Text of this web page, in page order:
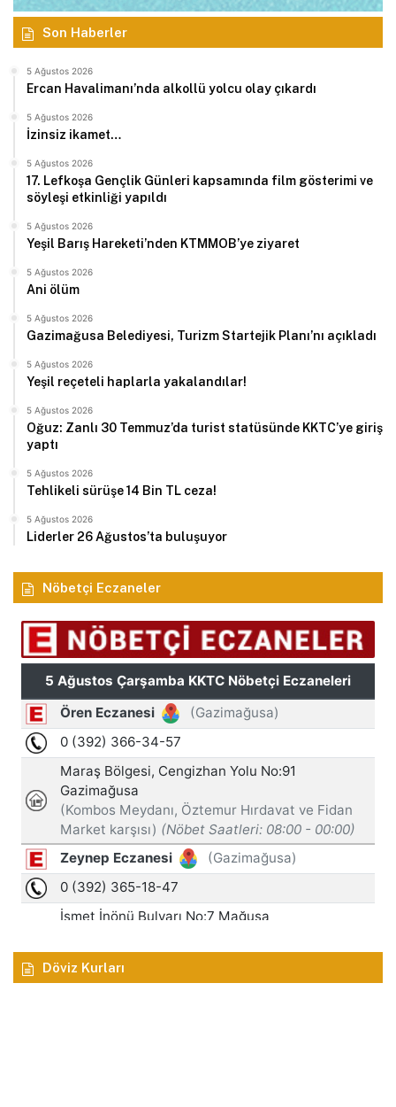
Son Haberler
5 Ağustos 2026
Ercan Havalimanı’nda alkollü yolcu olay çıkardı
5 Ağustos 2026
İzinsiz ikamet…
5 Ağustos 2026
17. Lefkoşa Gençlik Günleri kapsamında film gösterimi ve
söyleşi etkinliği yapıldı
5 Ağustos 2026
Yeşil Barış Hareketi’nden KTMMOB’ye ziyaret
5 Ağustos 2026
Ani ölüm
5 Ağustos 2026
Gazimağusa Belediyesi, Turizm Startejik Planı’nı açıkladı
5 Ağustos 2026
Yeşil reçeteli haplarla yakalandılar!
5 Ağustos 2026
Oğuz: Zanlı 30 Temmuz’da turist statüsünde KKTC’ye giriş
yaptı
5 Ağustos 2026
Tehlikeli sürüşe 14 Bin TL ceza!
5 Ağustos 2026
Liderler 26 Ağustos’ta buluşuyor
Nöbetçi Eczaneler
Döviz Kurları